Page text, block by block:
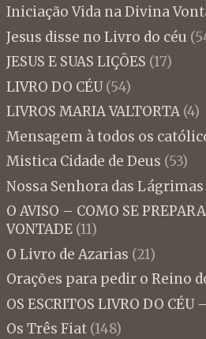
Iniciação Vida na Divina
Jesus disse no Livro do céu
JESUS E SUAS LIÇÕES (17)
LIVRO DO CÉU(54)
LIVROS MARIA VALTORTA(4)
Mensagem à todos os
Mistica Cidade de Deus (53)
Nossa Senhora das Lágrimas
O AVISO – COMO SE
VONTADE(11)
O Livro de Azarias (21)
Orações para pedir o Reino
OS ESCRITOS LIVRO DO CÉU
Os Três Fiat(148)